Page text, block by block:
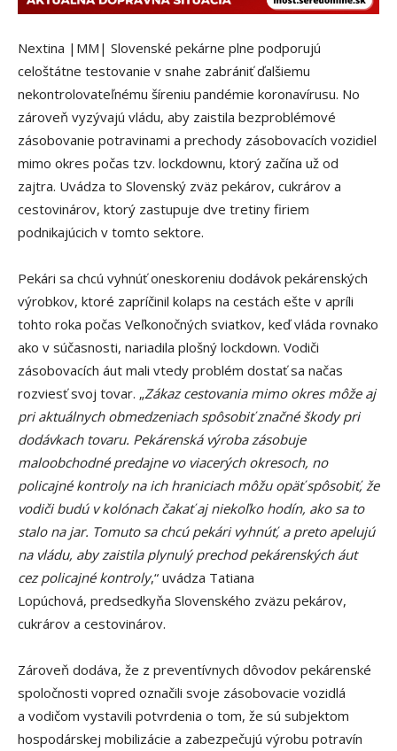
Nextina |MM| Slovenské pekárne plne podporujú
celoštátne testovanie v snahe zabrániť ďalšiemu
nekontrolovateľnému šíreniu pandémie koronavírusu. No
zároveň vyzývajú vládu, aby zaistila bezproblémové
zásobovanie potravinami a prechody zásobovacích vozidiel
mimo okres počas tzv. lockdownu, ktorý začína už od
zajtra. Uvádza to Slovenský zväz pekárov, cukrárov a
cestovinárov, ktorý zastupuje dve tretiny firiem
podnikajúcich v tomto sektore.
Pekári sa chcú vyhnúť oneskoreniu dodávok pekárenských
výrobkov, ktoré zapríčinil kolaps na cestách ešte v apríli
tohto roka počas Veľkonočných sviatkov, keď vláda rovnako
ako v súčasnosti, nariadila plošný lockdown. Vodiči
zásobovacích áut mali vtedy problém dostať sa načas
rozviesť svoj tovar. „Zákaz cestovania mimo okres môže aj
pri aktuálnych obmedzeniach spôsobiť značné škody pri
dodávkach tovaru. Pekárenská výroba zásobuje
maloobchodné predajne vo viacerých okresoch, no
policajné kontroly na ich hraniciach môžu opäť spôsobiť, že
vodiči budú v kolónach čakať aj niekoľko hodín, ako sa to
stalo na jar. Tomuto sa chcú pekári vyhnúť, a preto apelujú
na vládu, aby zaistila plynulý prechod pekárenských áut
cez policajné kontroly,“ uvádza Tatiana
Lopúchová, predsedkyňa Slovenského zväzu pekárov,
cukrárov a cestovinárov.
Zároveň dodáva, že z preventívnych dôvodov pekárenské
spoločnosti vopred označili svoje zásobovacie vozidlá
a vodičom vystavili potvrdenia o tom, že sú subjektom
hospodárskej mobilizácie a zabezpečujú výrobu potravín